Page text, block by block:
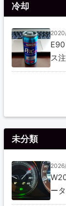
冷却
ス
未分類
ー